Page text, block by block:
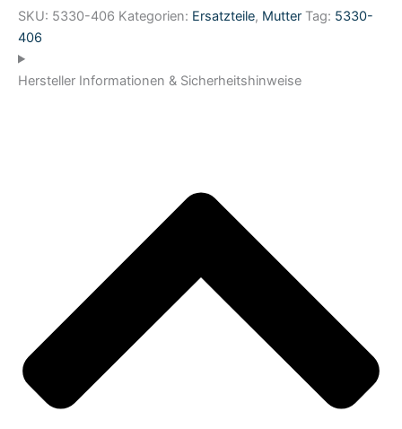
SKU: 5330-406 Kategorien: Ersatzteile, Mutter Tag: 5330-
406
Hersteller Informationen & Sicherheitshinweise